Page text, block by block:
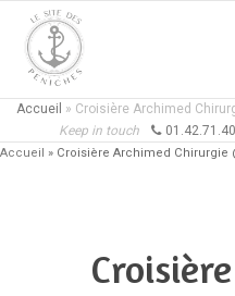
Accueil » Croisière Archimed
Keep in touch
Accueil » Croisière Archimed Chirurgie